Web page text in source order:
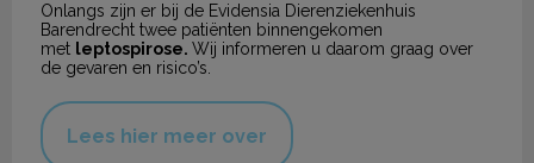
Onlangs zijn er bij de Evidensia Dierenziekenhuis
Barendrecht twee patiënten binnengekomen
met leptospirose. Wij informeren u daarom graag over
de gevaren en risico’s.
Lees hier meer over